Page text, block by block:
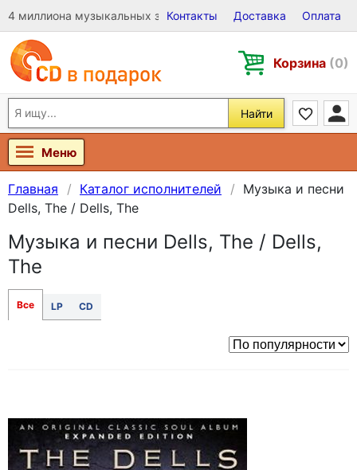
4 миллиона музыкальных записей на Виниле, CD и DVD
Контакты Доставка Оплата
Корзина (0)
Найти
Меню
Главная Каталог исполнителей
Музыка и песни
Dells, The / Dells, The
Музыка и песни Dells, The / Dells,
The
Все LP CD